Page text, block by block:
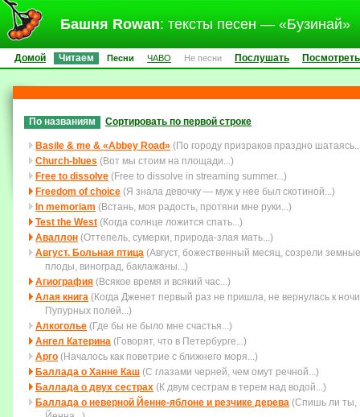
Башня Rowan: тексты песен — «Бузинай»
Домой Читаем Песни ЧАВО Не песни Послушать Посмотреть
По названиям Сортировать по первой строке
Basile & me & «Abbey Road» (По городу призраков праздно
Church-blues (Вот мы стоим на площади...)
Free to dissolve (Free to dissolve in streaming summer...)
Freedom of choice (Я знала девочку — муж у нее был скотиной...)
In memoriam (Встань, моя радость, протяни мне руки...)
Test the West (Когда солнце ложится спать...)
Аваллон (Оттепель, сумерки, природа-злая мать...)
Август. Больная птица (Август, божественный месяц, созрели земные
плоды, виноград, баклажаны...)
Агиография (Всякое время и всякий час...)
Алая книга (Когда Дженет первый раз не пришла, не вернулась к
Пупурных полей...)
Алкоголье (Где бы не было мне счастья...)
Ангел Катерина (Говорят, что в Петербурге...)
Арго (Началось как поветрие с ближнего моря...)
Баллада о Ханне Каш (С глазами черней, чем омут речной...)
Баллада о двух сестрах (К двум сестрам в терем над водой...)
Баллада о неверной Йенне-яблоне и резчике дерева (Спишь ли ты,